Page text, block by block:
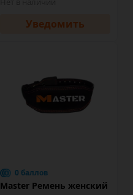
Уведомить
0 баллов
Master Ремень женский